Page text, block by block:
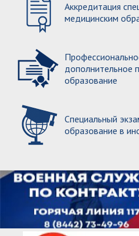
Аккредитация
медицинским
дополнительное
образование
Специальный
образование в